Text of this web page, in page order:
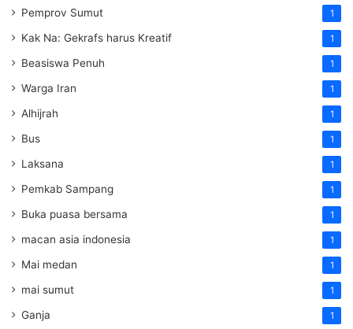
Pemprov Sumut 1
Kak Na: Gekrafs harus Kreatif 1
Beasiswa Penuh 1
Warga Iran 1
Alhijrah 1
Bus 1
Laksana 1
Pemkab Sampang 1
Buka puasa bersama 1
macan asia indonesia 1
Mai medan 1
mai sumut 1
Ganja 1